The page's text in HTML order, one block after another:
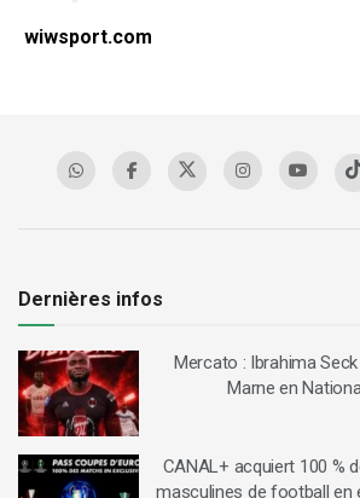
wiwsport.com
Dernières infos
Mercato : Ibrahima
Marne en
CANAL+ acquiert 100 %
masculines de football en